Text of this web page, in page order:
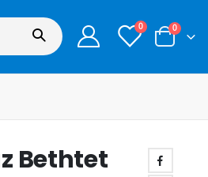
0 0
Bethtet